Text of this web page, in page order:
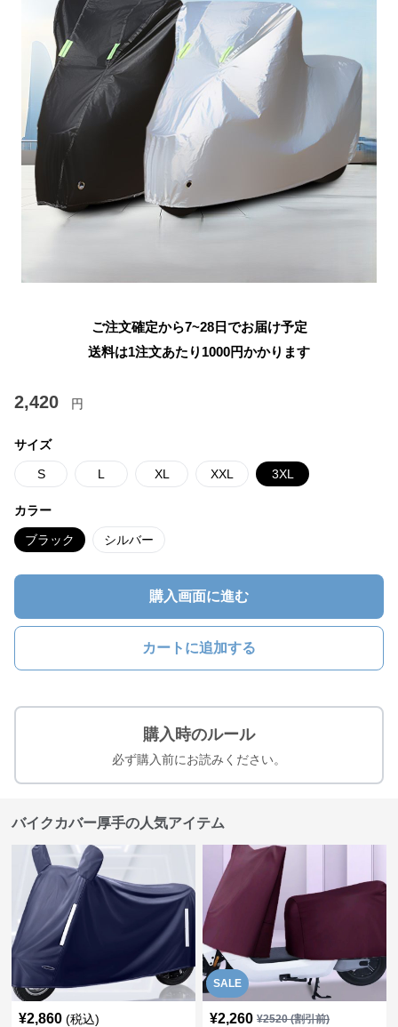
ご注文確定から7~28日でお届け予定
送料は1注文あたり 1000円かかります
2,420 円
サイズ
S L XL XXL 3XL
カラー
ブラック シルバー
購入画面に進む
カートに追加する
購入時のルール
必ず購入前にお読みください。
バイクカバー厚手の人気アイテム
¥2,860 (税込)
SALE
¥2,260 ¥2520(割引前)